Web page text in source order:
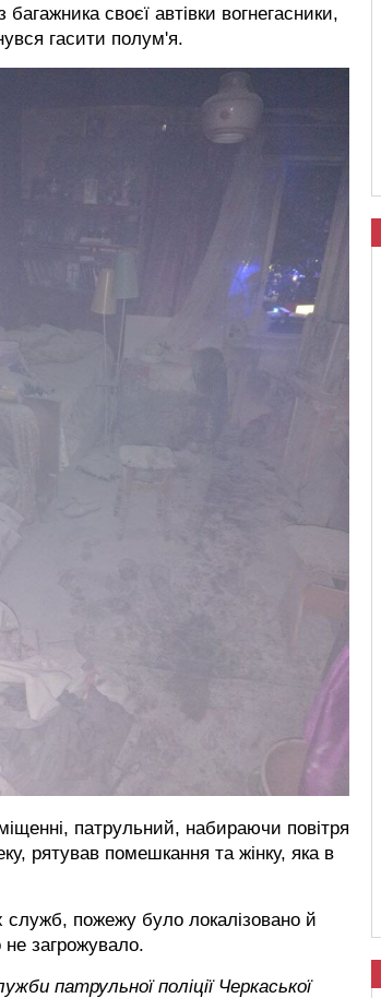
багажника своєї автівки вогнегасники,
гасити полум'я.
патрульний, набираючи повітря
рятував помешкання та жінку, яка в
служб, пожежу було локалізовано й
не загрожувало.
патрульної поліції Черкаської